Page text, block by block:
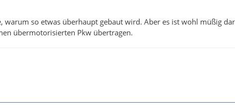
warum so etwas überhaupt gebaut wird. Aber es ist wohl müßig
übermotorisierten Pkw übertragen.